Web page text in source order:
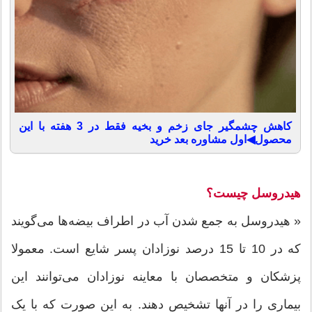
کاهش چشمگیر جای زخم و بخیه فقط در 3 هفته با این
محصول◀اول مشاوره بعد خرید
هیدروسل چیست؟
« هیدروسل به جمع شدن آب در اطراف بیضه‌ها می‌گویند
که در 10 تا 15 درصد نوزادان پسر شایع است. معمولا
پزشکان و متخصصان با معاینه نوزادان می‌توانند این
بیماری را در آنها تشخیص دهند. به این صورت که با یک